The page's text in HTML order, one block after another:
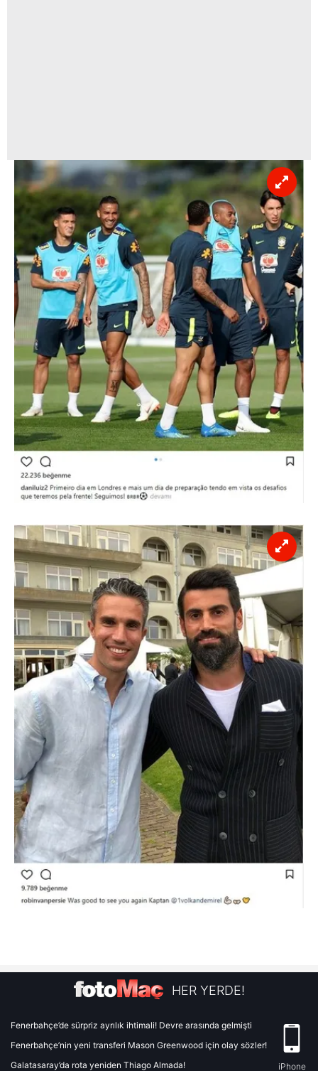
HER YERDE!
Fenerbahçe’de sürpriz ayrılık ihtimali! Devre arasında gelmişti
Fenerbahçe’nin yeni transferi Mason Greenwood için olay sözler!
Galatasaray’da rota yeniden Thiago Almada!
iPhone